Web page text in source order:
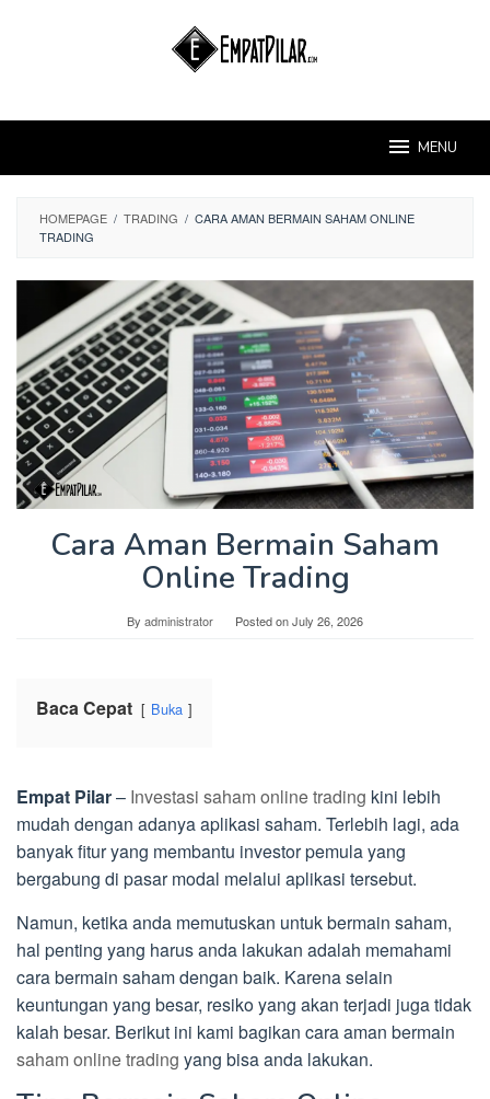
MENU
HOMEPAGE / TRADING / CARA AMAN BERMAIN SAHAM ONLINE
TRADING
Cara Aman Bermain Saham
Online Trading
By administrator Posted onJuly 26, 2026
Baca Cepat Buka
Empat Pilar– Investasi saham online trading kini lebih
mudah dengan adanya aplikasi saham. Terlebih lagi, ada
banyak fitur yang membantu investor pemula yang
bergabung di pasar modal melalui aplikasi tersebut.
Namun, ketika anda memutuskan untuk bermain saham,
hal penting yang harus anda lakukan adalah memahami
cara bermain saham dengan baik. Karena selain
keuntungan yang besar, resiko yang akan terjadi juga tidak
kalah besar. Berikut ini kami bagikan cara aman bermain
saham online trading yang bisa anda lakukan.